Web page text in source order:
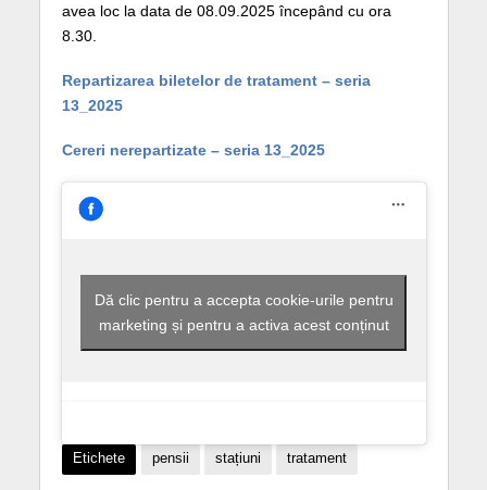
avea loc la data de 08.09.2025 începând cu ora
8.30.
Repartizarea biletelor de tratament – seria
13_2025
Cereri nerepartizate – seria 13_2025
Dă clic pentru a accepta cookie-urile pentru
marketing și pentru a activa acest conținut
Etichete pensii stațiuni tratament